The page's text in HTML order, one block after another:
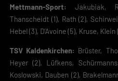
Mettmann-Sport: Jakubiak,
Thanscheidt (1), Rath (2),
Hebel (3), D’Avoine (5), Kruse,
TSV Kaldenkirchen: Brüster,
Heyer (2), Lüfkens,
Koslowski, Dauben (2),